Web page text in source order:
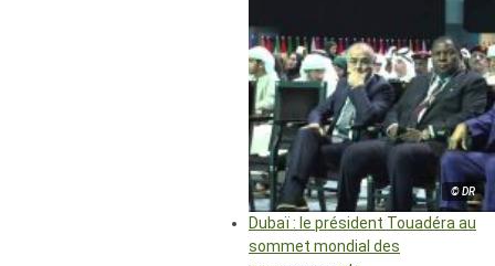
© DR
Dubaï : le président Touadéra au
sommet mondial des